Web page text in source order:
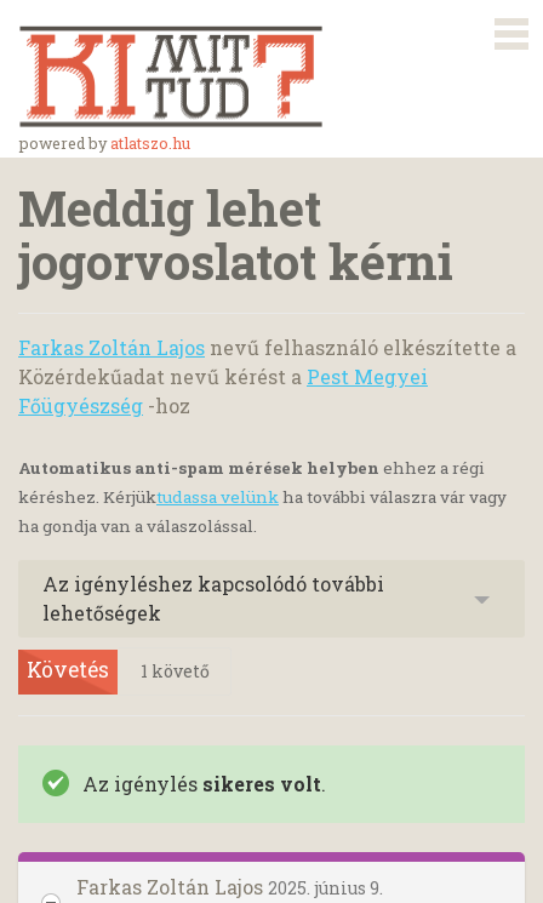
powered byatlatszo.hu
Meddig lehet
jogorvoslatot kérni
Farkas Zoltán Lajos nevű felhasználó elkészítette a
Közérdekűadat nevű kérést a Pest Megyei
Főügyészség -hoz
Automatikus anti-spam mérések helyben ehhez a régi
kéréshez. Kérjüktudassa velünkha további válaszra vár vagy
ha gondja van a válaszolással.
Az igényléshez kapcsolódó további
lehetőségek
Követés 1 követő
Az igénylés sikeres volt.
Farkas Zoltán Lajos 2025. június 9.